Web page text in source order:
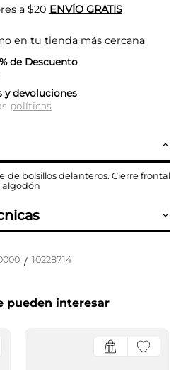
a $20 ENVÍO GRATIS
en tu tienda más cercana
de Descuento
y devoluciones
políticas
de bolsillos delanteros. Cierre frontal
algodón
/ 10228714
pueden interesar